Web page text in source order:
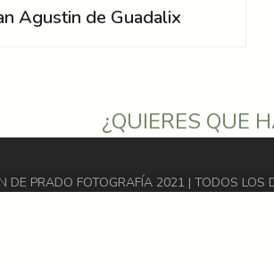
Agustin de Guadalix
¿QUIERES QUE
DE PRADO FOTOGRAFÍA 2021 | TODOS LOS